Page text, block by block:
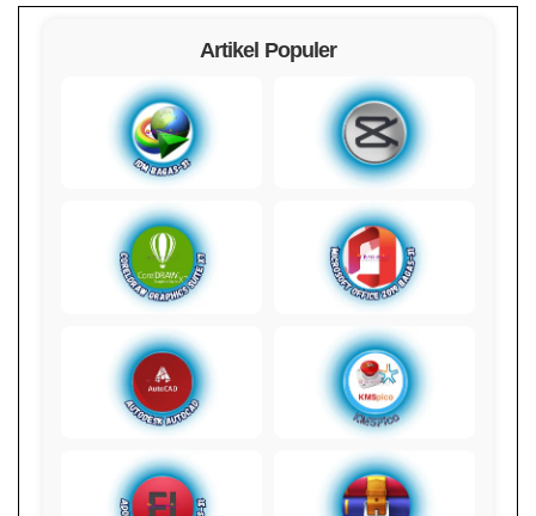
Artikel Populer